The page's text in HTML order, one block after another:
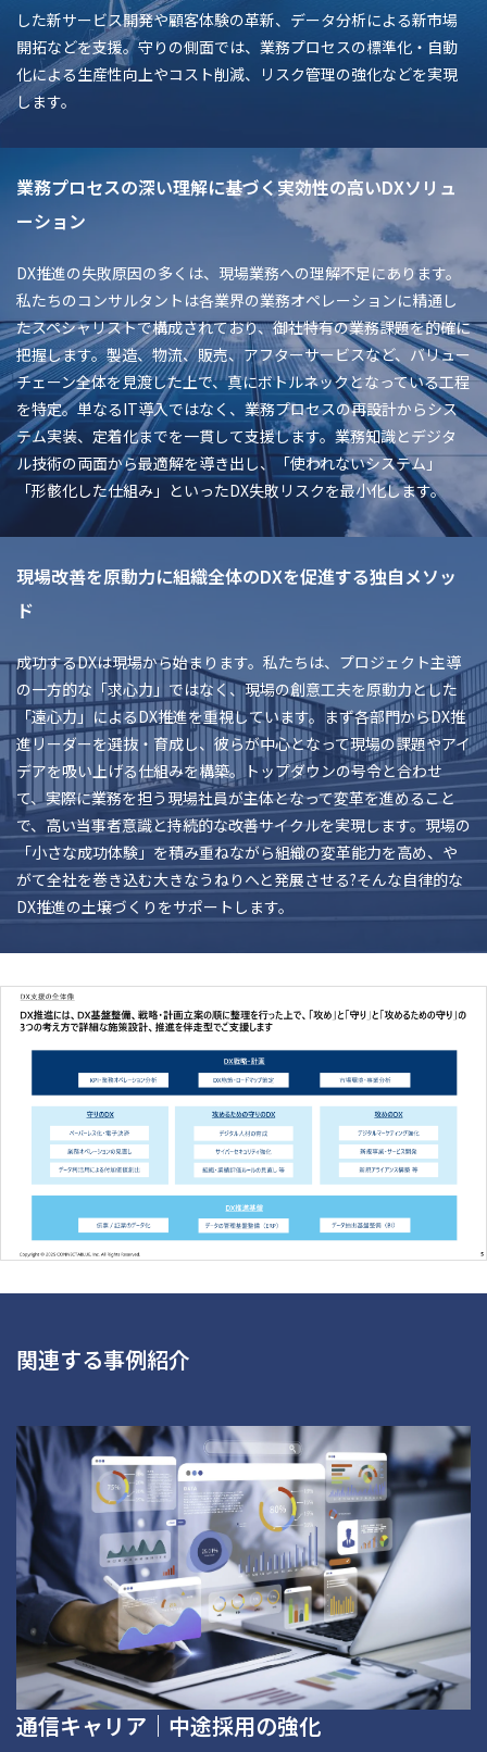
した新サービス開発や顧客体験の革新、データ分析による新市場
開拓などを支援。守りの側面では、業務プロセスの標準化・自動
化による生産性向上やコスト削減、リスク管理の強化などを実現
します。
業務プロセスの深い理解に基づく実効性の高いDXソリュ
ーション
DX推進の失敗原因の多くは、現場業務への理解不足にあります。
私たちのコンサルタントは各業界の業務オペレーションに精通し
たスペシャリストで構成されており、御社特有の業務課題を的確に
把握します。製造、物流、販売、アフターサービスなど、バリュー
チェーン全体を見渡した上で、真にボトルネックとなっている工程
を特定。単なるIT導入ではなく、業務プロセスの再設計からシス
テム実装、定着化までを一貫して支援します。業務知識とデジタ
ル技術の両面から最適解を導き出し、「使われないシステム」
「形骸化した仕組み」といったDX失敗リスクを最小化します。
現場改善を原動力に組織全体のDXを促進する独自メソッ
ド
成功するDXは現場から始まります。私たちは、プロジェクト主導
の一方的な「求心力」ではなく、現場の創意工夫を原動力とした
「遠心力」によるDX推進を重視しています。まず各部門からDX推
進リーダーを選抜・育成し、彼らが中心となって現場の課題やアイ
デアを吸い上げる仕組みを構築。トップダウンの号令と合わせ
て、実際に業務を担う現場社員が主体となって変革を進めること
で、高い当事者意識と持続的な改善サイクルを実現します。現場の
「小さな成功体験」を積み重ねながら組織の変革能力を高め、や
がて全社を巻き込む大きなうねりへと発展させる?そんな自律的な
DX推進の土壌づくりをサポートします。
関連する事例紹介
通信キャリア｜中途採用の強化